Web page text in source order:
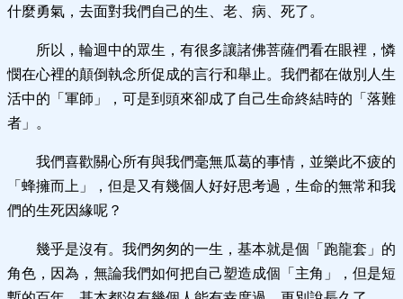
什麼勇氣，去面對我們自己的生、老、病、死了。
所以，輪迴中的眾生，有很多讓諸佛菩薩們看在眼裡，憐
憫在心裡的顛倒執念所促成的言行和舉止。我們都在做別人生
活中的「軍師」，可是到頭來卻成了自己生命終結時的「落難
者」。
我們喜歡關心所有與我們毫無瓜葛的事情，並樂此不疲的
「蜂擁而上」，但是又有幾個人好好思考過，生命的無常和我
們的生死因緣呢？
幾乎是沒有。我們匆匆的一生，基本就是個「跑龍套」的
角色，因為，無論我們如何把自己塑造成個「主角」，但是短